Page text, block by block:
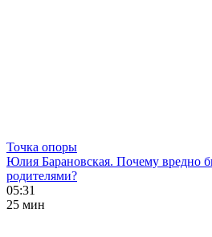
Точка опоры
Юлия Барановская. Почему вредно
родителями?
05:31
25 мин